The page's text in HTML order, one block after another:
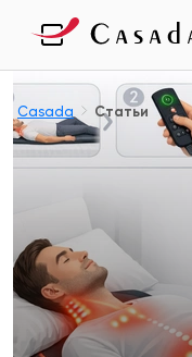
Casada Статьи